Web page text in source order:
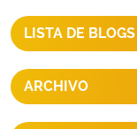
LISTA DE BLOGS
ARCHIVO